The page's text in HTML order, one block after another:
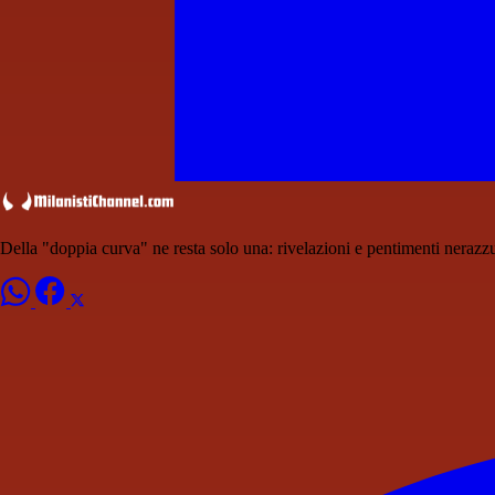
Della "doppia curva" ne resta solo una: rivelazioni e pentimenti